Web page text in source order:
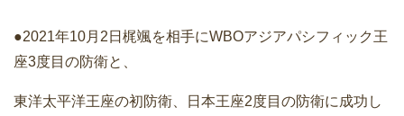
●2021年10月2日梶颯を相手にWBOアジアパシフィック王
座3度目の防衛と、
東洋太平洋王座の初防衛、日本王座2度目の防衛に成功し